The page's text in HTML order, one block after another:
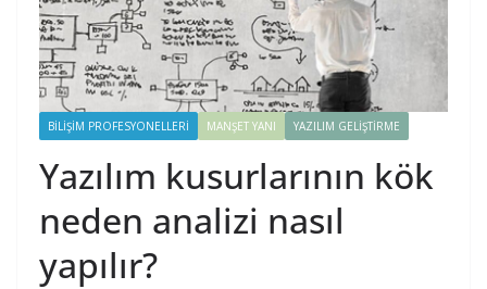
BILIŞIM PROFESYONELLERI MANŞET YANI YAZILIM GELIŞTIRME
Yazılım kusurlarının kök
neden analizi nasıl
yapılır?